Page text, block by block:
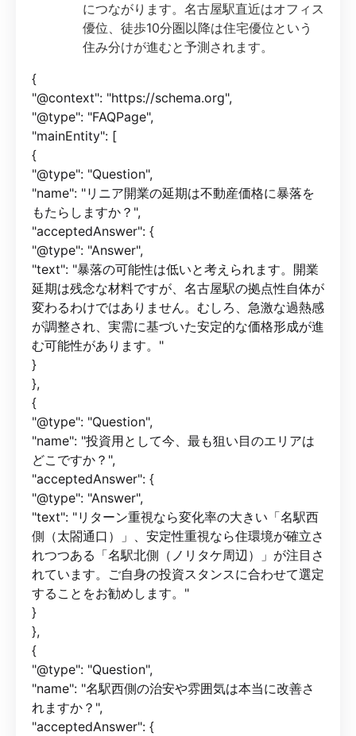
につながります。名古屋駅直近はオフィス
優位、徒歩10分圏以降は住宅優位という
住み分けが進むと予測されます。
{
"@context": "https://schema.org",
"@type": "FAQPage",
"mainEntity": [
{
"@type": "Question",
"name": "リニア開業の延期は不動産価格に暴落を
もたらしますか？",
"acceptedAnswer": {
"@type": "Answer",
"text": "暴落の可能性は低いと考えられます。開業
延期は残念な材料ですが、名古屋駅の拠点性自体が
変わるわけではありません。むしろ、急激な過熱感
が調整され、実需に基づいた安定的な価格形成が進
む可能性があります。"
}
},
{
"@type": "Question",
"name": "投資用として今、最も狙い目のエリアは
どこですか？",
"acceptedAnswer": {
"@type": "Answer",
"text": "リターン重視なら変化率の大きい「名駅西
側（太閤通口）」、安定性重視なら住環境が確立さ
れつつある「名駅北側（ノリタケ周辺）」が注目さ
れています。ご自身の投資スタンスに合わせて選定
することをお勧めします。"
}
},
{
"@type": "Question",
"name": "名駅西側の治安や雰囲気は本当に改善さ
れますか？",
"acceptedAnswer": {